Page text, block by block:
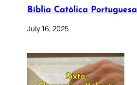
Bíblia Católica Portuguesa
July 16, 2025